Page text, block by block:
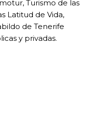
Turismo de las
Latitud de Vida,
de Tenerife
y privadas.